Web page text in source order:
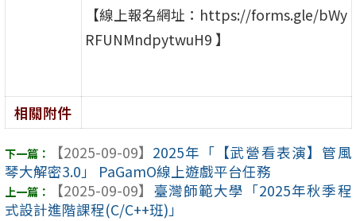
【線上報名網址：https://forms.gle/bWy
RFUNMndpytwuH9 】
相關附件
【2025-09-09】 2025年「【武營看表演】管風
琴大解密3.0」 PaGamO線上遊戲平台任務
【2025-09-09】 臺灣師範大學「2025年秋季程
式設計進階課程(C/C++班)」